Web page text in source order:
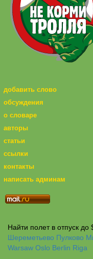
добавить слово
обсуждения
о словаре
авторы
статьи
ссылки
контакты
написать админам
Найти полет в отпуск до
Шереметьево Пулково
Warsaw Oslo Berlin Riga